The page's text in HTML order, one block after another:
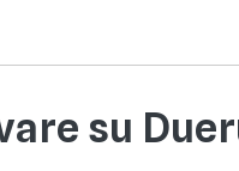
su